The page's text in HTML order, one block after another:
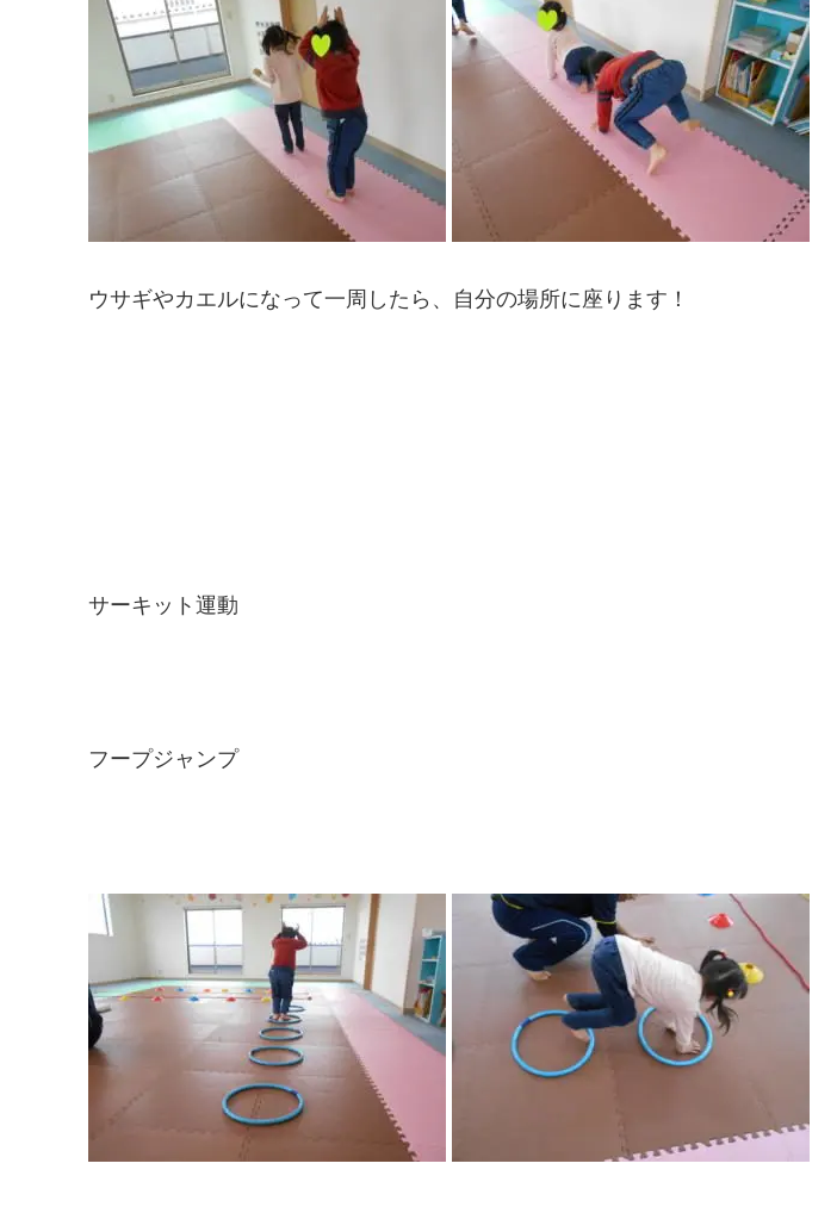
ウサギやカエルになって一周したら、自分の場所に座ります！
サーキット運動
フープジャンプ